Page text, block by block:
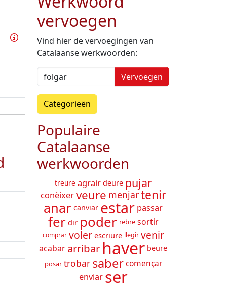
dit werkwoord
Info
vervoegen
Vind hier de vervoegingen van
Catalaanse werkwoorden:
Vervoegen
Categorieën
Populaire
Catalaanse
werkwoorden
treure agrair deure pujar
conèixerveure menjartenir
anar canviar estar passar
fer dir poder rebre sortir
comprar voler escriure llegir venir
acabar arribar haver beure
posar trobar saber començar
enviar ser